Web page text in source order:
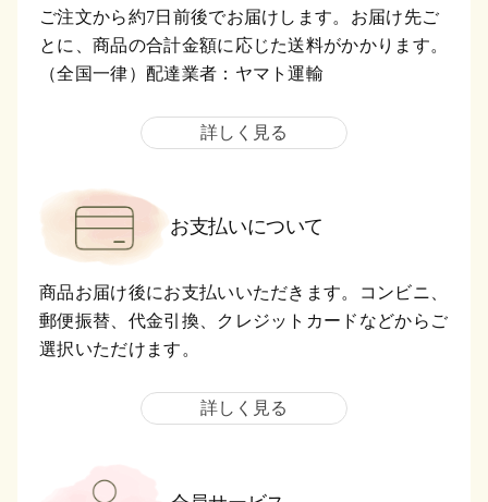
ご注文から約7日前後でお届けします。お届け先ご
とに、商品の合計金額に応じた送料がかかります。
（全国一律）配達業者：ヤマト運輸
詳しく見る
お支払いについて
商品お届け後にお支払いいただきます。コンビニ、
郵便振替、代金引換、クレジットカードなどからご
選択いただけます。
詳しく見る